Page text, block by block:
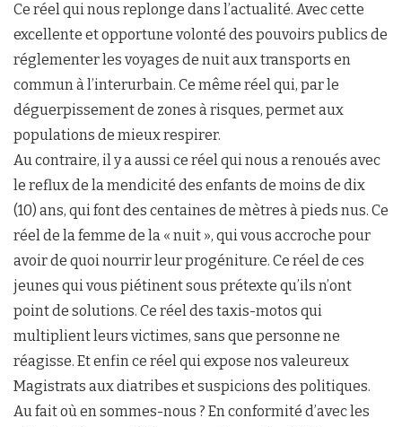
Ce réel qui nous replonge dans l’actualité. Avec cette
excellente et opportune volonté des pouvoirs publics de
réglementer les voyages de nuit aux transports en
commun à l’interurbain. Ce même réel qui, par le
déguerpissement de zones à risques, permet aux
populations de mieux respirer.
Au contraire, il y a aussi ce réel qui nous a renoués avec
le reflux de la mendicité des enfants de moins de dix
(10) ans, qui font des centaines de mètres à pieds nus. Ce
réel de la femme de la « nuit », qui vous accroche pour
avoir de quoi nourrir leur progéniture. Ce réel de ces
jeunes qui vous piétinent sous prétexte qu’ils n’ont
point de solutions. Ce réel des taxis-motos qui
multiplient leurs victimes, sans que personne ne
réagisse. Et enfin ce réel qui expose nos valeureux
Magistrats aux diatribes et suspicions des politiques.
Au fait où en sommes-nous ? En conformité d’avec les